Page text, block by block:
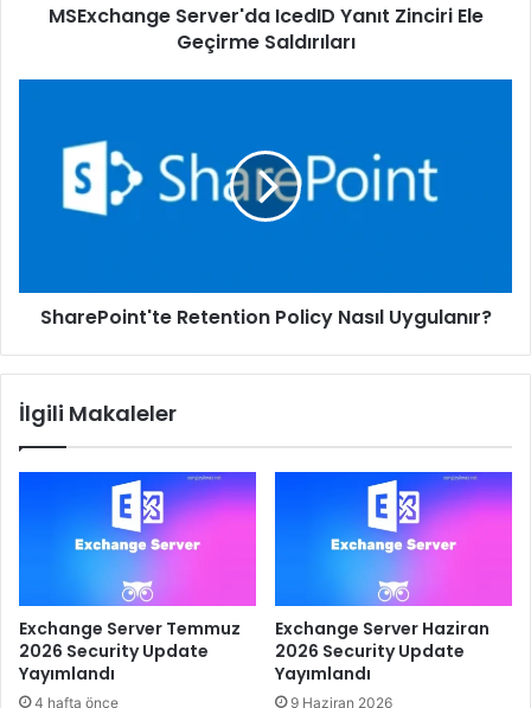
MSExchange Server'da IcedID Yanıt Zinciri Ele
Geçirme Saldırıları
Uygulanır?
SharePoint'te Retention Policy Nasıl Uygulanır?
İlgili Makaleler
Exchange Server Temmuz
2026 Security Update
Yayımlandı
4 hafta önce
Exchange Server Haziran
2026 Security Update
Yayımlandı
9 Haziran 2026